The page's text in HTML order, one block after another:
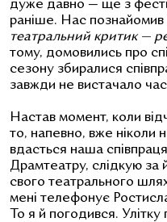
дуже давно — ще з
раніше. Нас познайомив
театральний критик —
тому, домовились про
сезону збиралися
завжди не вистачало
Настав момент, коли
то, напевно, вже ніколи
вдасться наша
Драмтеатру, слідкую за
свого театрального
мені телефонує
То я й погодився. Улітку